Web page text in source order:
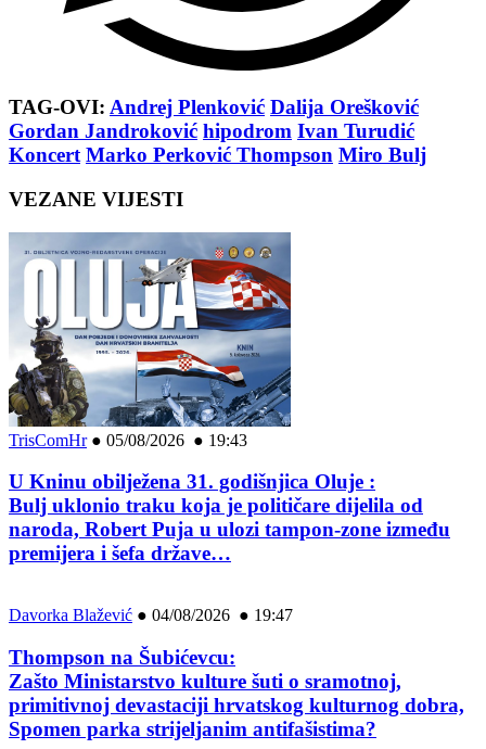
TAG-OVI: Andrej Plenković Dalija Orešković
Gordan Jandroković hipodrom Ivan Turudić
Koncert Marko Perković Thompson Miro Bulj
VEZANE VIJESTI
TrisComHr● 05/08/2026 ● 19:43
U Kninu obilježena 31. godišnjica Oluje :
Bulj uklonio traku koja je političare dijelila od
naroda, Robert Puja u ulozi tampon-zone između
premijera i šefa države…
Davorka Blažević ● 04/08/2026 ● 19:47
Thompson na Šubićevcu:
Zašto Ministarstvo kulture šuti o sramotnoj,
primitivnoj devastaciji hrvatskog kulturnog dobra,
Spomen parka strijeljanim antifašistima?